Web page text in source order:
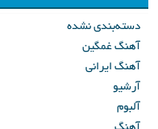
دسته‌بندی نشده
آهنگ غمگین
آهنگ ایرانی
آرشیو
آلبوم